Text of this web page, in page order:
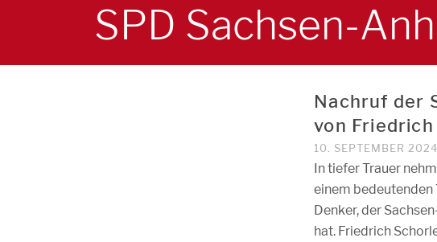
SPD Sachsen-
Nachruf der
von
10. SEPTEMBER 2024
In tiefer Trauer
einem
Denker, der
hat. Friedrich